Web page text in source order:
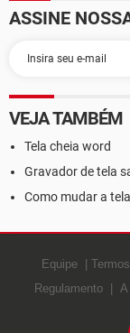
ASSINE
VEJA TAMBÉM
Tela cheia word
Gravador de tela
Como mudar a
Equipe
Regulamento
A